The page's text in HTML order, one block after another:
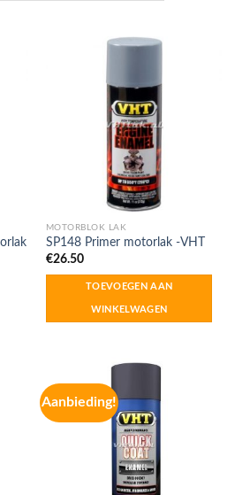
MOTORBLOK LAK
SP148 Primer motorlak -VHT
€26.50
TOEVOEGEN AAN
WINKELWAGEN
Aanbieding!